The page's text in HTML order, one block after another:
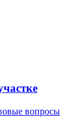
вопросы